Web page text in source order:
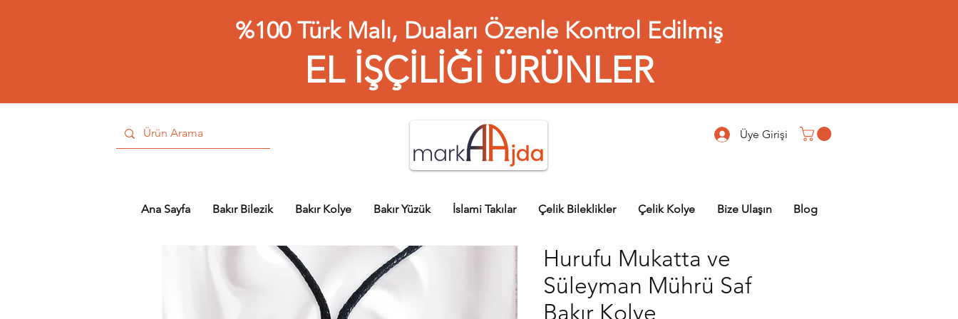
%100 Türk Malı, Duaları Özenle Kontrol Edilmiş
EL İŞÇİLİĞİ ÜRÜNLER
Üye Girişi
Ana Sayfa Bakır Bilezik Bakır Kolye Bakır Yüzük İslami Takılar Çelik Bileklikler Çelik Kolye Bize Ulaşın Blog
Hurufu Mukatta ve
Süleyman Mührü Saf
Bakır Kolye